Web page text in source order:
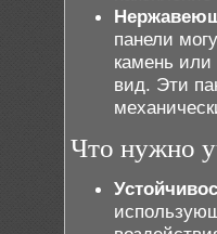
панели
камень
вид. Эти
Что нужно